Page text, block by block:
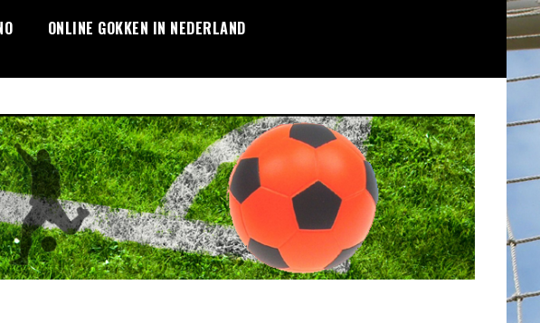
ONLINE GOKKEN IN NEDERLAND